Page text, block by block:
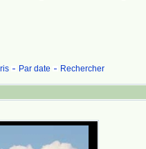
Par date Rechercher